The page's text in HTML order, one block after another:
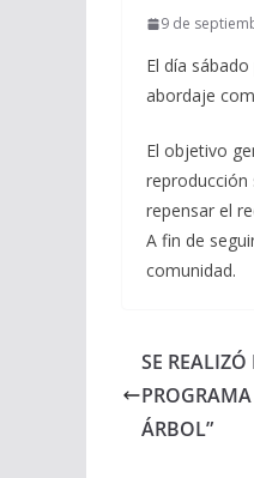
9 de
El día
abordaje
El objetivo
reproducción
repensar el
A fin de
comunidad.
SE
ÁRBOL”